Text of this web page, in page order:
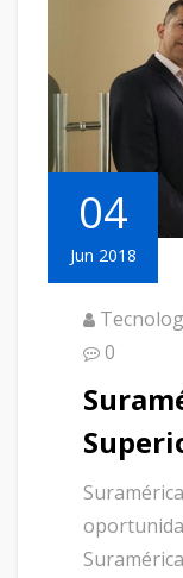
04
Jun 2018
0